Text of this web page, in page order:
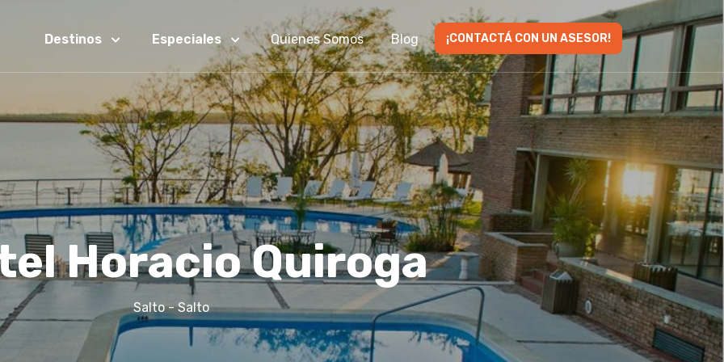
Destinos Especiales Quienes Somos Blog ¡CONTACTÁ CON UN ASESOR!
Horacio Quiroga
Salto - Salto